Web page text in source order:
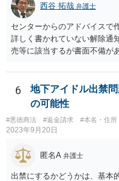
ww.moj.go.jp/MINJI/
西谷 拓哉 弁護士
センターからのアドバイスで
詳しく書かれていない解除通
売等に該当するが書面不備が
護士から通知書をおくっても
てこない場合、裁判所に提
ンターの方で、消費者事件
ないか一度確認してみてくだ
6
地下アイドル出禁
の可能性
#悪徳商法 #返金請求 #本名・住所
2023年9月20日
匿名A 弁護士
出禁にするかどうかは、基本